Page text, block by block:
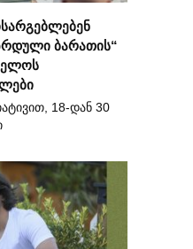
ბარათის“
18-დან 30